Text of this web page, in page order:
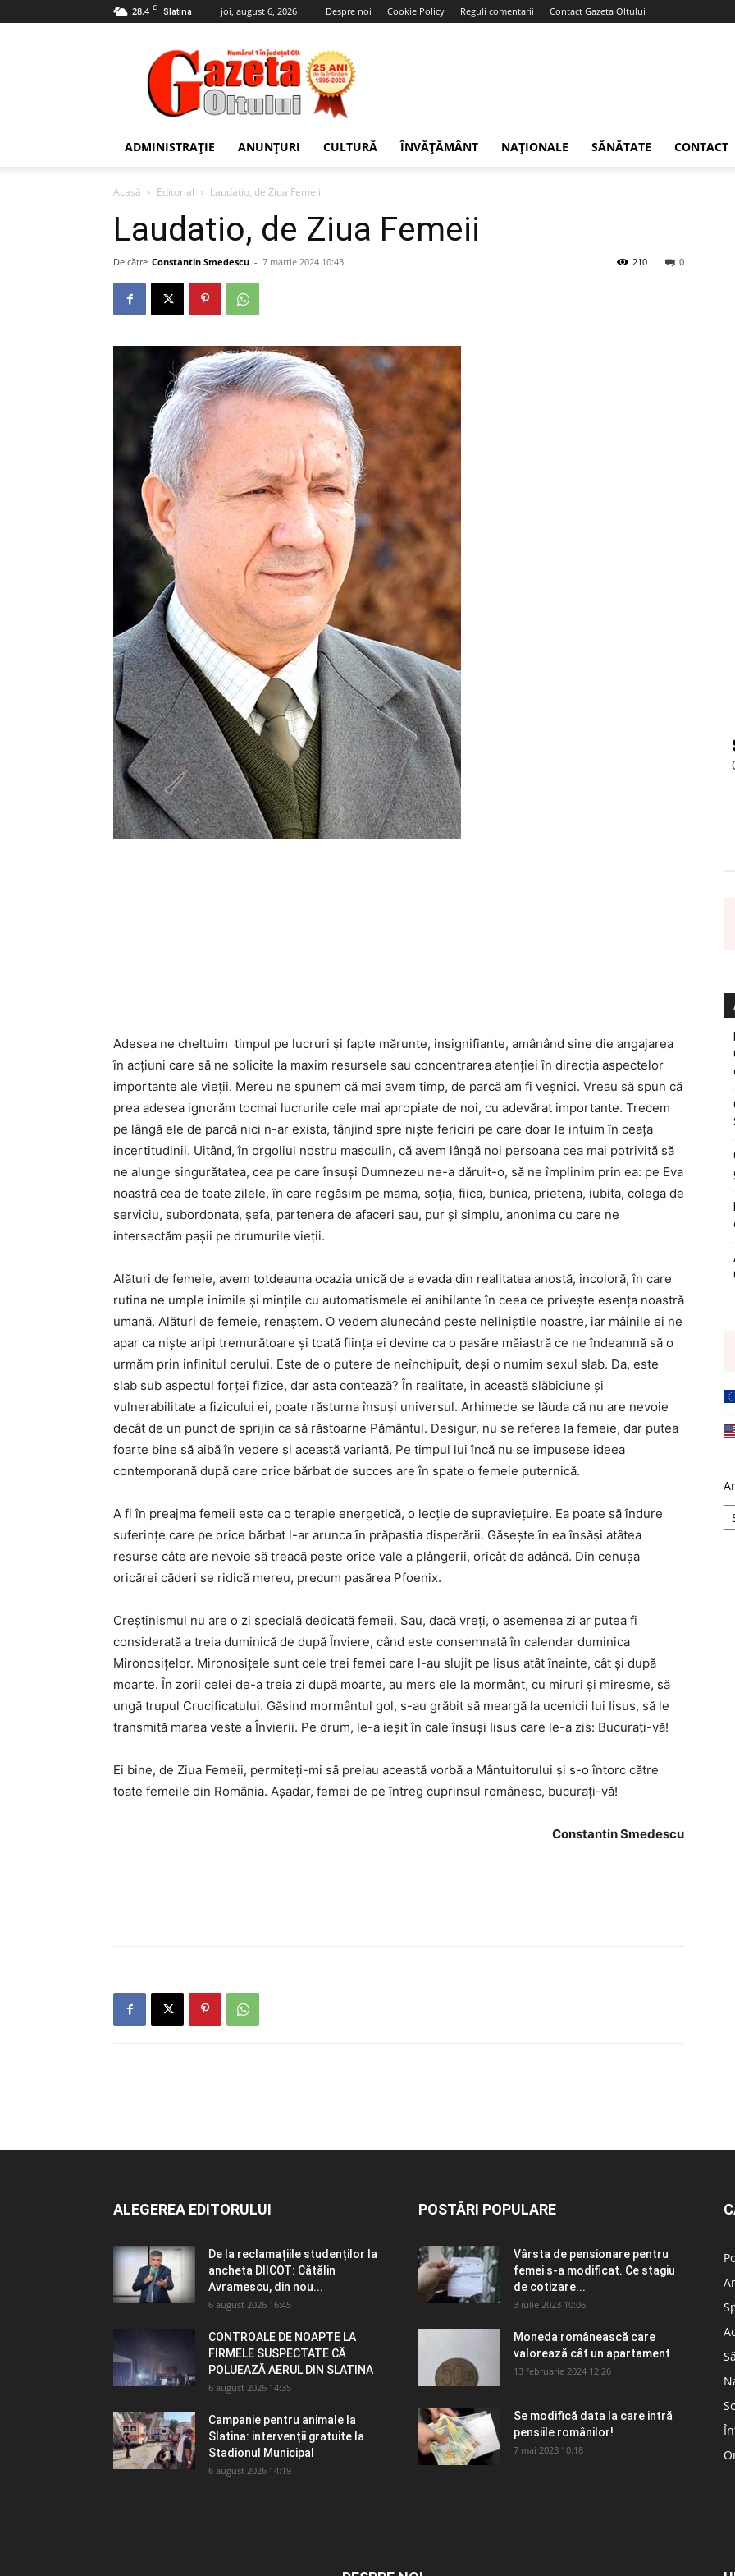
28.4 C Slatina joi, august 6, 2026 Despre noi Cookie Policy Reguli comentarii Contact Gazeta Oltului
Gazeta
Oltului
ADMINISTRAȚIE ANUNȚURI CULTURĂ ÎNVĂȚĂMÂNT NAȚIONALE SĂNĂTATE CONTACT
Acasă Editorial Laudatio, de Ziua Femeii
Laudatio, de Ziua Femeii
De către Constantin Smedescu - 7 martie 2024 10:43 0
210
Adesea ne cheltuim timpul pe lucruri şi fapte mărunte, insignifiante, amânând sine die angajarea
în acţiuni care să ne solicite la maxim resursele sau concentrarea atenţiei în direcţia aspectelor
importante ale vieţii. Mereu ne spunem că mai avem timp, de parcă am fi veşnici. Vreau să spun că
prea adesea ignorăm tocmai lucrurile cele mai apropiate de noi, cu adevărat importante. Trecem
pe lângă ele de parcă nici n-ar exista, tânjind spre nişte fericiri pe care doar le intuim în ceaţa
incertitudinii. Uitând, în orgoliul nostru masculin, că avem lângă noi persoana cea mai potrivită să
ne alunge singurătatea, cea pe care însuşi Dumnezeu ne-a dăruit-o, să ne împlinim prin ea: pe Eva
noastră cea de toate zilele, în care regăsim pe mama, soţia, fiica, bunica, prietena, iubita, colega de
serviciu, subordonata, şefa, partenera de afaceri sau, pur şi simplu, anonima cu care ne
intersectăm paşii pe drumurile vieţii.
Alături de femeie, avem totdeauna ocazia unică de a evada din realitatea anostă, incoloră, în care
rutina ne umple inimile şi minţile cu automatismele ei anihilante în ceea ce priveşte esenţa noastră
umană. Alături de femeie, renaştem. O vedem alunecând peste neliniştile noastre, iar mâinile ei ne
apar ca nişte aripi tremurătoare şi toată fiinţa ei devine ca o pasăre măiastră ce ne îndeamnă să o
urmăm prin infinitul cerului. Este de o putere de neînchipuit, deşi o numim sexul slab. Da, este
slab sub aspectul forţei fizice, dar asta contează? În realitate, în această slăbiciune şi
vulnerabilitate a fizicului ei, poate răsturna însuşi universul. Arhimede se lăuda că nu are nevoie
decât de un punct de sprijin ca să răstoarne Pământul. Desigur, nu se referea la femeie, dar putea
foarte bine să aibă în vedere şi această variantă. Pe timpul lui încă nu se impusese ideea
contemporană după care orice bărbat de succes are în spate o femeie puternică.
A fi în preajma femeii este ca o terapie energetică, o lecţie de supravieţuire. Ea poate să îndure
suferinţe care pe orice bărbat l-ar arunca în prăpastia disperării. Găseşte în ea însăşi atâtea
resurse câte are nevoie să treacă peste orice vale a plângerii, oricât de adâncă. Din cenuşa
oricărei căderi se ridică mereu, precum pasărea Pfoenix.
Creştinismul nu are o zi specială dedicată femeii. Sau, dacă vreţi, o asemenea zi ar putea fi
considerată a treia duminică de după Înviere, când este consemnată în calendar duminica
Mironosiţelor. Mironosiţele sunt cele trei femei care l-au slujit pe Iisus atât înainte, cât şi după
moarte. În zorii celei de-a treia zi după moarte, au mers ele la mormânt, cu miruri şi miresme, să
ungă trupul Crucificatului. Găsind mormântul gol, s-au grăbit să meargă la ucenicii lui Iisus, să le
transmită marea veste a Învierii. Pe drum, le-a ieşit în cale însuşi Iisus care le-a zis: Bucuraţi-vă!
Ei bine, de Ziua Femeii, permiteţi-mi să preiau această vorbă a Mântuitorului şi s-o întorc către
toate femeile din România. Aşadar, femei de pe întreg cuprinsul românesc, bucuraţi-vă!
Constantin Smedescu
ALEGEREA EDITORULUI
De la reclamațiile studenților la
ancheta DIICOT: Cătălin
Avramescu, din nou...
6 august 2026 16:45
CONTROALE DE NOAPTE LA
FIRMELE SUSPECTATE CĂ
POLUEAZĂ AERUL DIN SLATINA
6 august 2026 14:35
Campanie pentru animale la
Slatina: intervenții gratuite la
Stadionul Municipal
6 august 2026 14:19
POSTĂRI POPULARE
Vârsta de pensionare pentru
femei s-a modificat. Ce stagiu
de cotizare...
3 iulie 2023 10:06
Moneda românească care
valorează cât un apartament
13 februarie 2024 12:26
Se modifică data la care intră
pensiile românilor!
7 mai 2023 10:18